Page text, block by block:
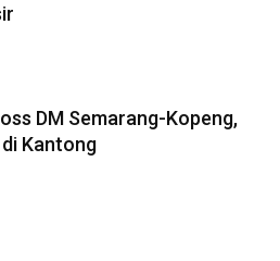
DM Semarang-Kopeng,
Kantong